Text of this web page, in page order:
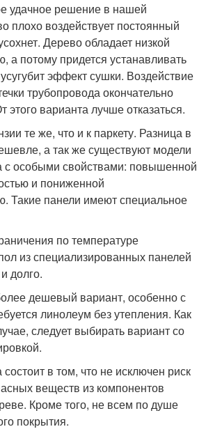
удачное решение в нашей
плохо воздействует постоянный
Дерево обладает низкой
а потому придется устанавливать
эффект сушки. Воздействие
трубопровода окончательно
этого варианта лучше отказаться.
те же, что и к паркету. Разница в
а так же существуют модели
с особыми свойствами: повышенной
и пониженной
Такие панели имеют специальное
по температуре
из специализированных панелей
долго.
дешевый вариант, особенно с
линолеум без утепления. Как
следует выбирать вариант со
в том, что не исключен риск
веществ из компонентов
Кроме того, не всем по душе
покрытия.